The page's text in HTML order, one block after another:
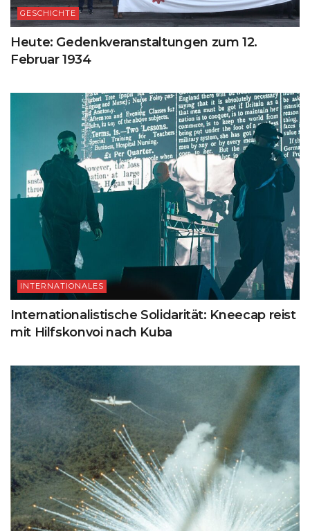
GESCHICHTE
Heute: Gedenkveranstaltungen zum 12.
Februar 1934
INTERNATIONALES
Internationalistische Solidarität: Kneecap reist
mit Hilfskonvoi nach Kuba